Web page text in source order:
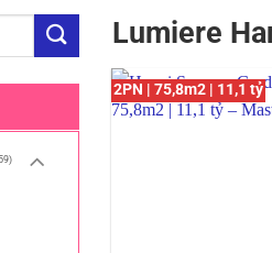
Lumiere
2PN | 75,8m2 | 11,1 tỷ